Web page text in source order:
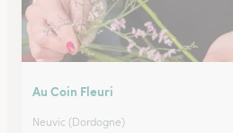
Au Coin Fleuri
Neuvic (Dordogne)